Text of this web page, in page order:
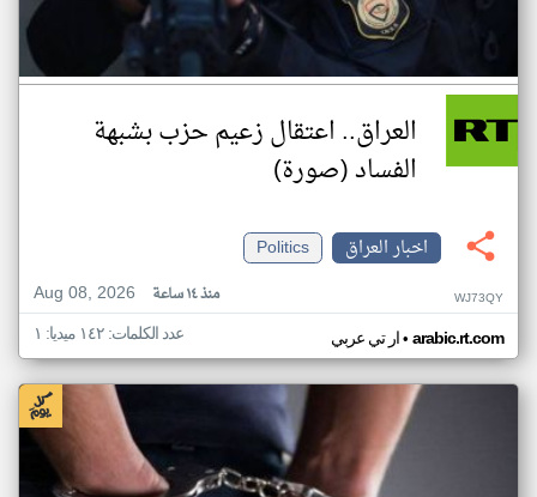
العراق.. اعتقال زعيم حزب بشبهة
الفساد (صورة)
اخبار العراق
Politics
Aug 08, 2026
منذ ١٤ ساعة WJ73QY
ار تي عربي• arabic.rt.com عدد الكلمات: ١٤٢ ميديا: ١